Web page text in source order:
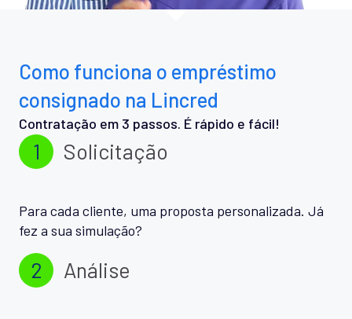
Como funciona o empréstimo
consignado na Lincred
Contratação em 3 passos. É rápido e fácil!
1 Solicitação
Para cada cliente, uma proposta personalizada. Já
fez a sua simulação?
2 Análise